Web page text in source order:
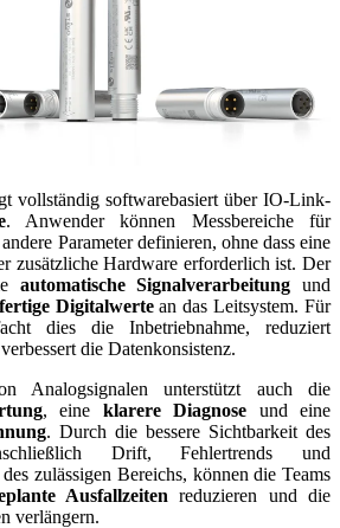
vollständig softwarebasiert über IO-Link-
. Anwender können Messbereiche für
Parameter definieren, ohne dass eine
zusätzliche Hardware erforderlich ist. Der
automatische Signalverarbeitung und
Digitalwertean das Leitsystem. Für
dies die Inbetriebnahme, reduziert
die Datenkonsistenz.
Analogsignalen unterstützt auch die
, eine klarere Diagnose und eine
. Durch die bessere Sichtbarkeit des
Drift, Fehlertrends und
zulässigen Bereichs, können die Teams
Ausfallzeiten reduzieren und die
verlängern.